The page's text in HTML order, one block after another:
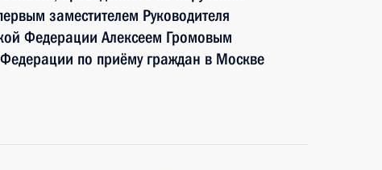
заместителем Руководителя
Федерации Алексеем Громовым
по приёму граждан в Москве